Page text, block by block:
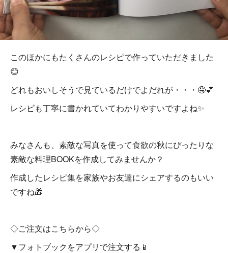
このほかにもたくさんのレシピで作っていただきました
😊
どれもおいしそうで見ているだけでよだれが・・・🤤💕
レシピも丁寧に書かれていてわかりやすいですよね✨
みなさんも、素敵な写真を使って食欲の秋にぴったりな
素敵な料理BOOKを作成してみませんか？
作成したレシピ集を家族やお友達にシェアするのもいい
ですね🎁
◇ご注文はこちらから◇
▼フォトブックをアプリで注文する📱